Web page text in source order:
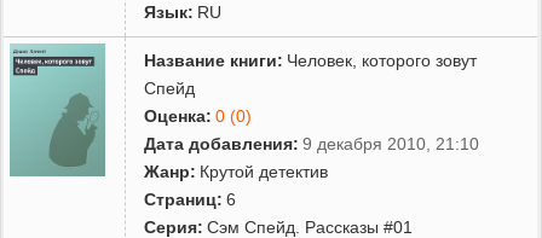
Язык: RU
Название книги: Человек, которого зовут
Спейд
Оценка: 0 (0)
Дата добавления: 9 декабря 2010, 21:10
Жанр: Крутой детектив
Страниц: 6
Серия: Сэм Спейд. Рассказы #01